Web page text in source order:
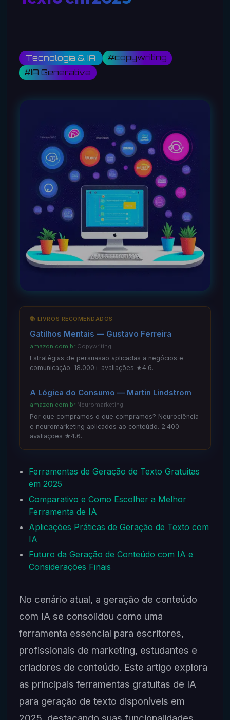
Tecnologia & IA
#copywriting
#IA Generativa
📚 LIVROS RECOMENDADOS
Gatilhos Mentais — Gustavo Ferreira
amazon.com.br·Copywriting
Estratégias de persuasão aplicadas a negócios e
comunicação. 18.000+ avaliações ★4.6.
A Lógica do Consumo — Martin Lindstrom
amazon.com.br·Neuromarketing
Por que compramos o que compramos? Neurociência
e neuromarketing aplicados ao conteúdo. 2.400
avaliações ★4.6.
Ferramentas de Geração de Texto Gratuitas
em 2025
Comparativo e Como Escolher a Melhor
Ferramenta de IA
Aplicações Práticas de Geração de Texto com
IA
Futuro da Geração de Conteúdo com IA e
Considerações Finais
No cenário atual, a geração de conteúdo
com IA se consolidou como uma
ferramenta essencial para escritores,
profissionais de marketing, estudantes e
criadores de conteúdo. Este artigo explora
as principais ferramentas gratuitas de IA
para geração de texto disponíveis em